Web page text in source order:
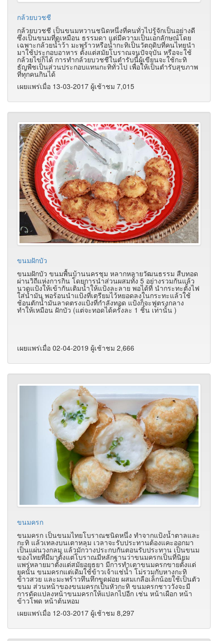
กล้วยบวชชี
กล้วยบวชชี เป็นขนมหวานชนิดหนึ่งที่คนทั่วไปรู้จักเป็นอย่างดี
ซึ่งเป็นขนมที่ดูเหมือน ธรรมดา แต่มีความเป็นเอกลักษณ์โดย
เฉพาะกล้วยน้ำว้า มะพร้าวหรือน้ำกะทิเป็นวัตถุดิบที่คนไทยนำ
มาใช้ประกอบอาหาร ตั้งแต่สมัยโบราณจนปัจจุบัน หรือจะใช้
กล้วยไข่ก็ได้ การทำกล้วยบวชชีในตำรับนี้ผู้เขียนจะใช้กะทิ
ธัญพืชเป็นส่วนประกอบแทนกะทิทั่วไป เพื่อให้เป็นตำรับสุขภาพ
ที่ทุกคนกินได้
เผยแพร่เมื่อ 13-03-2017 ผู้เช้าชม 7,015
ขนมฝักบัว
ขนมฝักบัว ขนมพื้นบ้านนครชุม หลากหลายวัฒนธรรม สืบทอด
ผ่านวิถีแห่งการกิน โดยการนำส่วนผสมทั้ง 5 อย่างรวมกันแล้ว
นวดแป้งให้เข้ากันเติมน้ำให้แป้งละลาย พอได้ที่ นำกระทะตั้งไฟ
ใส่น้ำมัน พอร้อนนำแป้งที่เตรียมไว้หยอดลงในกระทะแล้วใช้
ช้อนตักน้ำมันลาดตรงแป้งที่กำลังทอด แป้งก็จะฟูตรงกลาง
ทำให้เหมือน ฝักบัว (แต่จะทอดได้ครั้งละ 1 ชิ้น เท่านั้น )
เผยแพร่เมื่อ 02-04-2019 ผู้เช้าชม 2,666
ขนมครก
ขนมครก เป็นขนมไทยโบราณชนิดหนึ่ง ทำจากแป้งน้ำตาลและ
กะทิ แล้วเทลงบนเตาหลุม เวลาจะรับประทานต้องแคะออกมา
เป็นแผ่นวงกลม แล้วมักวางประกบกันตอนรับประทาน เป็นขนม
ของไทยที่มีมาตั้งแต่โบราณมีหลักฐานว่าขนมครกเป็นที่นิยม
แพร่หลายมาตั้งแต่สมัยอยุธยา มีการทำเตาขนมครกขายตั้งแต่
ยุคนั้น ขนมครกแต่เดิมใช้ข้าวเจ้าแช่น้ำ โม่รวมกับหางกะทิ
ข้าวสวย และมะพร้าวทึนทึกขูดฝอย ผสมเกลือเล็กน้อยใช้เป็นตัว
ขนม ส่วนหน้าของขนมครกเป็นหัวกะทิ ขนมครกชาววังจะมี
การดัดแปลงหน้าขนมครกให้แปลกไปอีก เช่น หน้าเผือก หน้า
ข้าวโพด หน้าต้นหอม
เผยแพร่เมื่อ 12-03-2017 ผู้เช้าชม 8,297